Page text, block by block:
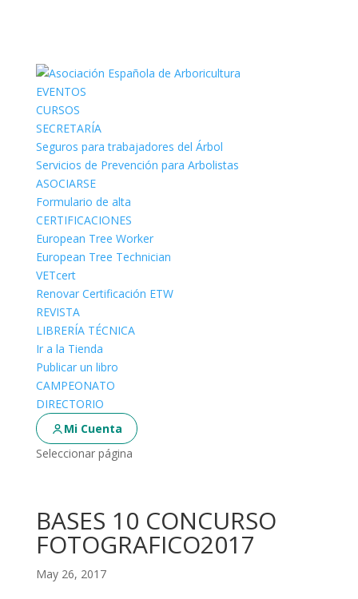
EVENTOS
CURSOS
SECRETARÍA
Seguros para trabajadores del Árbol
Servicios de Prevención para Arbolistas
ASOCIARSE
Formulario de alta
CERTIFICACIONES
European Tree Worker
European Tree Technician
VETcert
Renovar Certificación ETW
REVISTA
LIBRERÍA TÉCNICA
Ir a la Tienda
Publicar un libro
CAMPEONATO
DIRECTORIO
Mi Cuenta
Seleccionar página
BASES 10 CONCURSO
FOTOGRAFICO2017
May 26, 2017